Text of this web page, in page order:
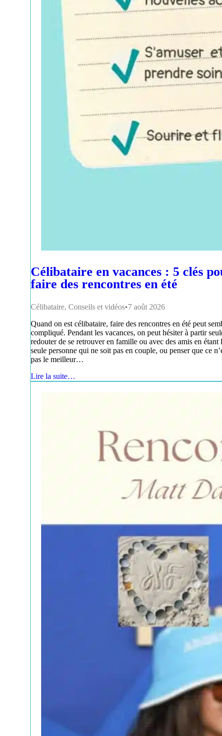
Célibataire en vacances : 5 clés
faire des rencontres en été
Célibataire,Conseils et vidéos 7 août 2026
Quand on est célibataire, faire des rencontres en été peut
compliqué. Pendant les vacances, on peut hésiter à partir
redouter de se retrouver en famille ou avec des amis en étant
seule personne qui ne soit pas en couple, ou penser que ce
pas le meilleur…
Lire la suite…